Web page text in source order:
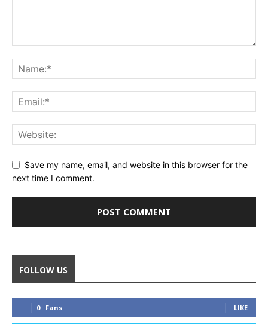
Save my name, email, and website in this browser for the
next time I comment.
FOLLOW US
0 Fans LIKE